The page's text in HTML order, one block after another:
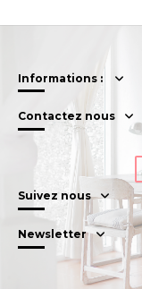
Informations :
Contactez nous
Suivez nous
Newsletter